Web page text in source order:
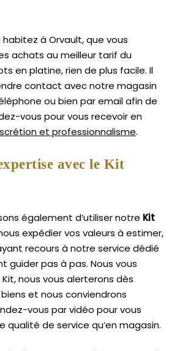
habitez à Orvault, que vous
achats au meilleur tarif du
en platine, rien de plus facile. Il
contact avec notre magasin
ou bien par email afin de
vous pour vous recevoir en
et professionnalisme.
avec le Kit
également d’utiliser notre Kit
expédier vos valeurs à estimer,
recours à notre service dédié
guider pas à pas. Nous vous
nous vous alerterons dès
et nous conviendrons
vous par vidéo pour vous
qualité de service qu’en magasin.